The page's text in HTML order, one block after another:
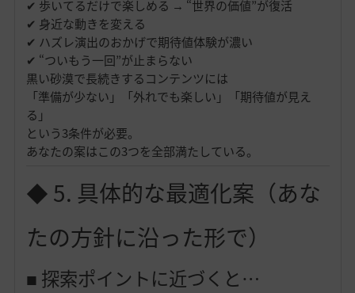
✔ 歩いてるだけで楽しめる → “世界の価値”が復活
✔ 身近な動きを変える
✔ ハズレ演出のおかげで期待値体験が濃い
✔ “ついもう一回”が止まらない
黒い砂漠で長続きするコンテンツには
「準備が少ない」「外れでも楽しい」「期待値が見え
る」
という3条件が必要。
あなたの案はこの3つを全部満たしている。
◆ 5. 具体的な最適化案（あな
たの方針に沿った形で）
■ 探索ポイントに近づくと…